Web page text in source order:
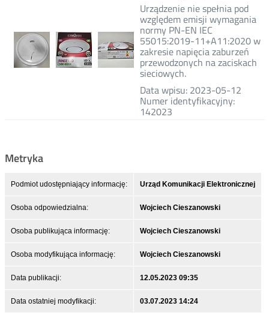
Urządzenie nie spełnia pod
względem emisji wymagania
normy PN-EN IEC
55015:2019-11+A11:2020 w
zakresie napięcia zaburzeń
przewodzonych na zaciskach
sieciowych.
Data wpisu: 2023-05-12
Numer identyfikacyjny:
142023
Metryka
Podmiot udostępniający informację: Urząd Komunikacji Elektronicznej
Osoba odpowiedzialna: Wojciech Cieszanowski
Osoba publikująca informację: Wojciech Cieszanowski
Osoba modyfikująca informację: Wojciech Cieszanowski
Data publikacji: 12.05.2023 09:35
Data ostatniej modyfikacji: 03.07.2023 14:24